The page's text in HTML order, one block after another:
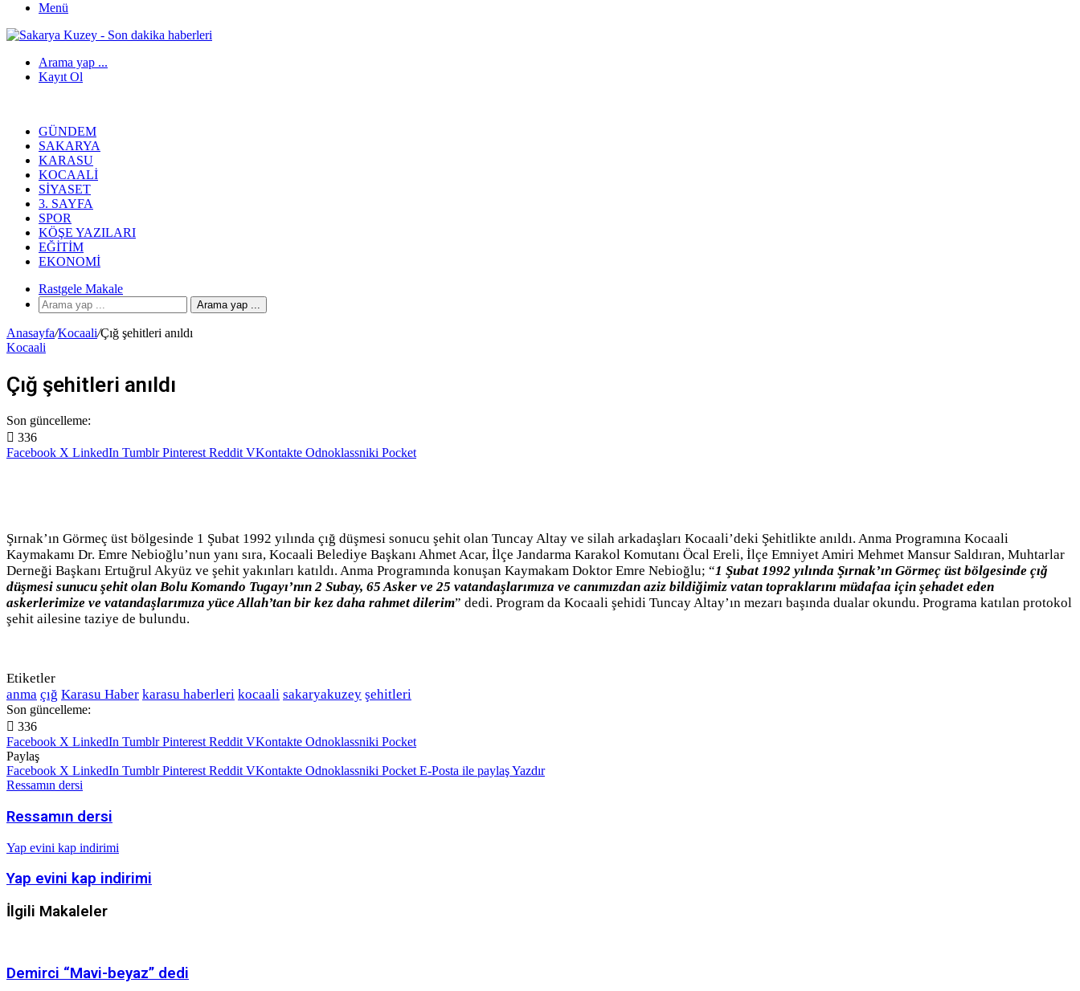
Menü
Arama yap ...
Kayıt Ol
GÜNDEM
SAKARYA
KARASU
KOCAALI
SIYASET
3. SAYFA
SPOR
KÖŞE YAZILARI
EĞITIM
EKONOMI
Rastgele Makale
Arama yap ...
Anasayfa/Kocaali/Çığ şehitleri anıldı
Kocaali
Çığ şehitleri anıldı
Son güncelleme:
336
Facebook X LinkedIn Tumblr Pinterest Reddit VKontakte Odnoklassniki Pocket
Şırnak’ın Görmeç üst bölgesinde 1 Şubat 1992 yılında çığ düşmesi sonucu şehit olan Tuncay Altay ve silah arkadaşları Kocaali’deki Şehitlikte anıldı. Anma Programına Kocaali
Kaymakamı Dr. Emre Nebioğlu’nun yanı sıra, Kocaali Belediye Başkanı Ahmet Acar, İlçe Jandarma Karakol Komutanı Öcal Ereli, İlçe Emniyet Amiri Mehmet Mansur Saldıran, Muhtarlar
Derneği Başkanı Ertuğrul Akyüz ve şehit yakınları katıldı. Anma Programında konuşan Kaymakam Doktor Emre Nebioğlu; “1 Şubat 1992 yılında Şırnak’ın Görmeç üst bölgesinde çığ
düşmesi sunucu şehit olan Bolu Komando Tugayı’nın 2 Subay, 65 Asker ve 25 vatandaşlarımıza ve canımızdan aziz bildiğimiz vatan topraklarını müdafaa için şehadet eden
askerlerimize ve vatandaşlarımıza yüce Allah’tan bir kez daha rahmet dilerim” dedi. Program da Kocaali şehidi Tuncay Altay’ın mezarı başında dualar okundu. Programa katılan protokol
şehit ailesine taziye de bulundu.
Etiketler
anma çığ Karasu Haber karasu haberleri kocaali sakaryakuzey şehitleri
Son güncelleme:
336
Facebook X LinkedIn Tumblr Pinterest Reddit VKontakte Odnoklassniki Pocket
Paylaş
Facebook X LinkedIn Tumblr Pinterest Reddit VKontakte Odnoklassniki Pocket E-Posta ile paylaşYazdır
Ressamın dersi
Ressamın dersi
Yap evini kap indirimi
Yap evini kap indirimi
İlgili Makaleler
Demirci “Mavi-beyaz” dedi